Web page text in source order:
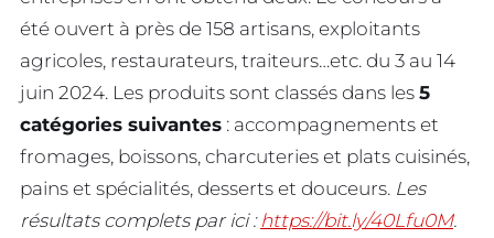
été ouvert à près de 158 artisans, exploitants
agricoles, restaurateurs, traiteurs…etc. du 3 au 14
juin 2024. Les produits sont classés dans les 5
catégories suivantes : accompagnements et
fromages, boissons, charcuteries et plats cuisinés,
pains et spécialités, desserts et douceurs. Les
résultats complets par ici : https://bit.ly/40Lfu0M.